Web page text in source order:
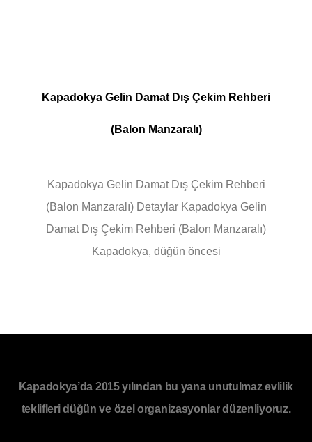
Kapadokya Gelin Damat Dış Çekim Rehberi
(Balon Manzaralı)
Kapadokya Gelin Damat Dış Çekim Rehberi
(Balon Manzaralı) Detaylar Kapadokya Gelin
Damat Dış Çekim Rehberi (Balon Manzaralı)
Kapadokya, düğün öncesi
Kapadokya’da 2015 yılından bu yana unutulmaz evlilik
teklifleri düğün ve özel organizasyonlar düzenliyoruz.